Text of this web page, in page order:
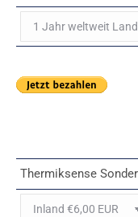
Thermiksense